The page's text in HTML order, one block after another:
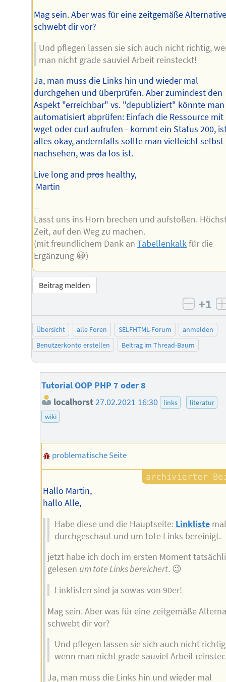
Mag sein. Aber was für eine zeitgemäße
schwebt dir vor?
Und pflegen lassen sie sich auch nicht richtig,
man nicht grade sauviel Arbeit reinsteckt!
Ja, man muss die Links hin und wieder mal
durchgehen und überprüfen. Aber zumindest den
Aspekt "erreichbar" vs. "depubliziert" könnte man
automatisiert abprüfen: Einfach die Ressource mit
wget oder curl aufrufen - kommt ein Status 200,
alles okay, andernfalls sollte man vielleicht selbst
nachsehen, was da los ist.
Live long andpros healthy,
Martin
--
Lasst uns ins Horn brechen und aufstoßen.
Zeit, auf den Weg zu machen.
(mit freundlichem Dank anTabellenkalkfür die
Ergänzung 😀)
Beitrag melden
+1
Übersicht alle Foren SELFHTML-Forum
anmelden
Benutzerkonto erstellen
Beitrag im Thread-Baum
Tutorial OOP PHP 7 oder 8
localhorst27.02.2021 16:30 links
literatur
wiki
problematische Seite
Hallo Martin,
hallo Alle,
Habe diese und die Hauptseite: Linklistemal
durchgeschaut und um tote Links bereinigt.
jetzt habe ich doch im ersten Moment
gelesen um tote Links bereichert. 😉
Linklisten sind ja sowas von 90er!
Mag sein. Aber was für eine zeitgemäße
schwebt dir vor?
Und pflegen lassen sie sich auch nicht
wenn man nicht grade sauviel Arbeit
Ja, man muss die Links hin und wieder mal